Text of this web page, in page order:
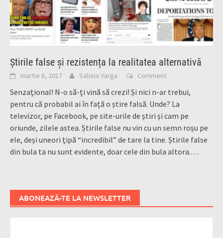
Știrile false și rezistența la realitatea alternativă
martie 8, 2017 Sabina Varga Comment
Senzațional! N-o să-ți vină să crezi! Și nici n-ar trebui,
pentru că probabil ai în față o știre falsă. Unde? La
televizor, pe Facebook, pe site-urile de știri și cam pe
oriunde, zilele astea. Știrile false nu vin cu un semn roșu pe
ele, deși uneori țipă “incredibil” de tare la tine. Știrile false
din bula ta nu sunt evidente, doar cele din bula altora.…
ABONEAZĂ-TE LA NEWSLETTER